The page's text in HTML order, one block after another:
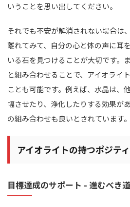
いうことを思い出してください。
それでも不安が解消されない場合は
離れてみて、自分の心と体の声に耳
いる石を見つけることが大切です。
と組み合わせることで、アイオライ
ことも可能です。例えば、水晶は、
幅させたり、浄化したりする効果が
の組み合わせも良いとされています。
アイオライトの持つポジテ
目標達成のサポート - 進むべき